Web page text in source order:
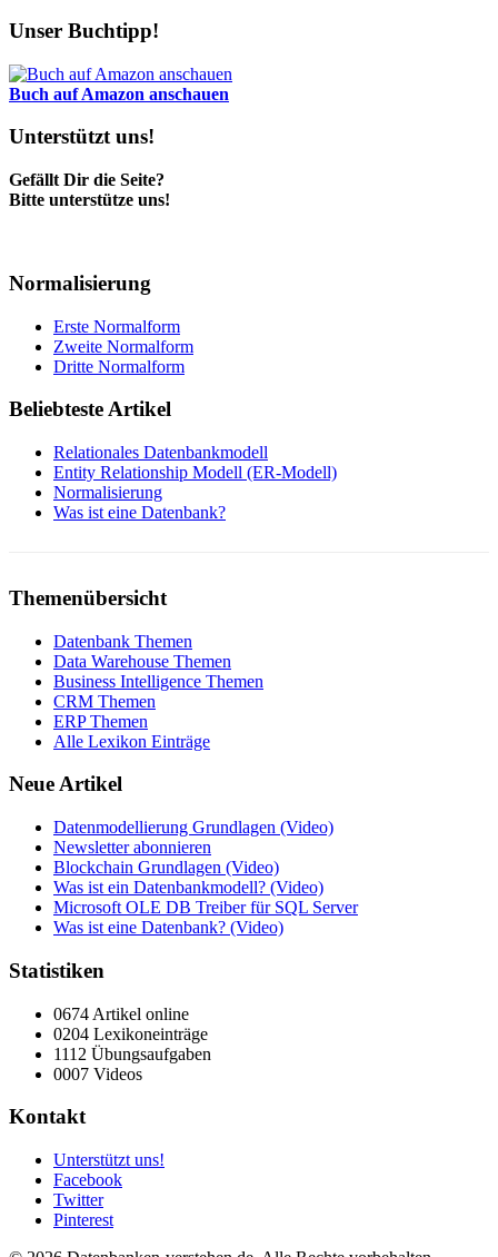
Unser Buchtipp!
Buch auf Amazon anschauen
Unterstützt uns!
Gefällt Dir die Seite?
Bitte unterstütze uns!
Normalisierung
Erste Normalform
Zweite Normalform
Dritte Normalform
Beliebteste Artikel
Relationales Datenbankmodell
Entity Relationship Modell (ER-Modell)
Normalisierung
Was ist eine Datenbank?
Themenübersicht
Datenbank Themen
Data Warehouse Themen
Business Intelligence Themen
CRM Themen
ERP Themen
Alle Lexikon Einträge
Neue Artikel
Datenmodellierung Grundlagen (Video)
Newsletter abonnieren
Blockchain Grundlagen (Video)
Was ist ein Datenbankmodell? (Video)
Microsoft OLE DB Treiber für SQL Server
Was ist eine Datenbank? (Video)
Statistiken
0674 Artikel online
0204 Lexikoneinträge
1112 Übungsaufgaben
0007 Videos
Kontakt
Unterstützt uns!
Facebook
Twitter
Pinterest